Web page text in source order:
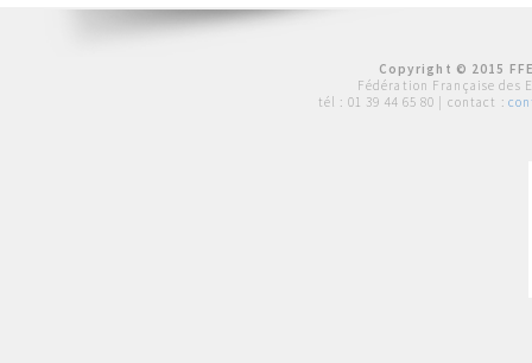
Copyright © 2015
Fédération Française des
tél : 01 39 44 65 80 | contact :